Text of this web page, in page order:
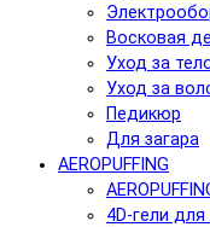
Восковая
Уход за
Уход за
Педикюр
Для загара
AEROPUFFING
4D-гели для